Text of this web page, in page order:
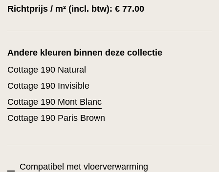
Richtprijs / m² (incl. btw): € 77.00
Andere kleuren binnen deze collectie
Cottage 190 Natural
Cottage 190 Invisible
Cottage 190 Mont Blanc
Cottage 190 Paris Brown
Compatibel met vloerverwarming